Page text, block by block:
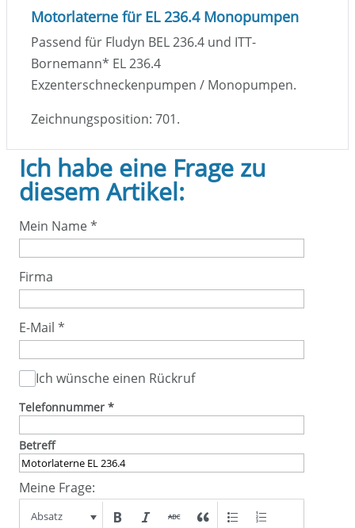
Motorlaterne für EL 236.4 Monopumpen
Passend für Fludyn BEL 236.4 und ITT-
Bornemann* EL 236.4
Exzenterschneckenpumpen / Monopumpen.
Zeichnungsposition: 701.
Ich habe eine Frage zu
diesem Artikel:
Mein Name*
Firma
E-Mail *
Ich wünsche einen Rückruf
Telefonnummer *
Betreff
Meine Frage:
Absatz